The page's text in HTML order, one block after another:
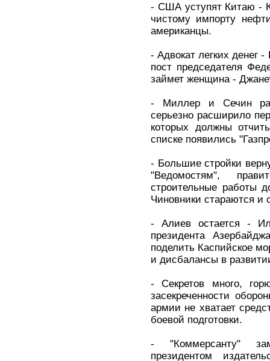
- США уступят Китаю -
чистому импорту
американцы.
- Адвокат легких денег
пост председателя
займет женщина -
- Миллер и Сечин
серьезно расширило
которых должны
списке появились
- Большие стройки
"Ведомостям",
строительные работы
Чиновники стараются и
- Алиев остается -
президента
поделить Каспийское
и дисбалансы в
- Секретов много,
засекреченности
армии не хватает
боевой подготовки.
- "Коммерсанту"
президентом